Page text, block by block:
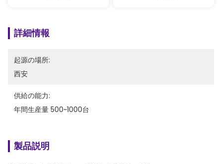
詳細情報
起源の場所:
西安
供給の能力:
年間生産量 500~1000台
製品説明